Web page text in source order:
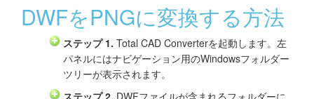
DWFをPNGに変換する方法
ステップ 1. Total CAD Converterを起動します。左
パネルにはナビゲーション用のWindowsフォルダー
ツリーが表示されます。